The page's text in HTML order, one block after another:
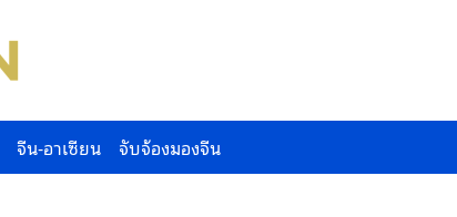
จีน-อาเซียน จับจ้องมองจีน